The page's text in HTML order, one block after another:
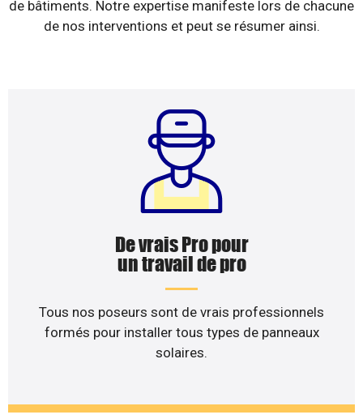
de bâtiments. Notre expertise manifeste lors de chacune
de nos interventions et peut se résumer ainsi.
De vrais Pro pour
un travail de pro
Tous nos poseurs sont de vrais professionnels
formés pour installer tous types de panneaux
solaires.